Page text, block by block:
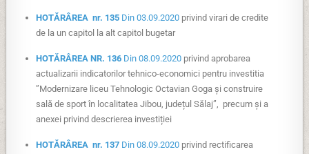
HOTĂRÂREA nr. 135 Din 03.09.2020 privind virari de credite
de la un capitol la alt capitol bugetar
HOTĂRÂREA NR. 136 Din 08.09.2020 privind aprobarea
actualizarii indicatorilor tehnico-economici pentru investitia
”Modernizare liceu Tehnologic Octavian Goga și construire
sală de sport în localitatea Jibou, județul Sălaj”, precum și a
anexei privind descrierea investiției
HOTĂRÂREA nr. 137 Din 08.09.2020 privind rectificarea